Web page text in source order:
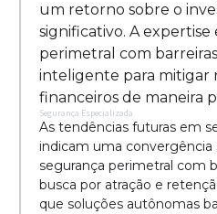
um retorno sobre o
significativo. A expertise
perimetral com
inteligente para mitigar
financeiros de maneira
Segurança Especializada
As tendências futuras em
indicam uma convergência
segurança perimetral com
busca por atração e
que soluções autônomas